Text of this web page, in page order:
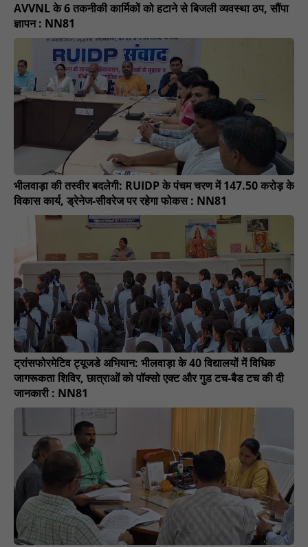
AVVNL के 6 तकनीकी कार्मिकों को हटाने से बिजली व्यवस्था ठप, सौंपा
ज्ञापन : NN81
भीलवाड़ा की तस्वीर बदलेगी: RUIDP के पंचम चरण में 147.50 करोड़ के
विकास कार्य, ड्रेनेज-सीवरेज पर रहेगा फोकस : NN81
ट्रांसफोरमेटिव ट्यूजडे अभियान: भीलवाड़ा के 40 विद्यालयों में विधिक
जागरूकता शिविर, छात्राओं को पॉक्सो एक्ट और गुड टच-बैड टच की दी
जानकारी : NN81